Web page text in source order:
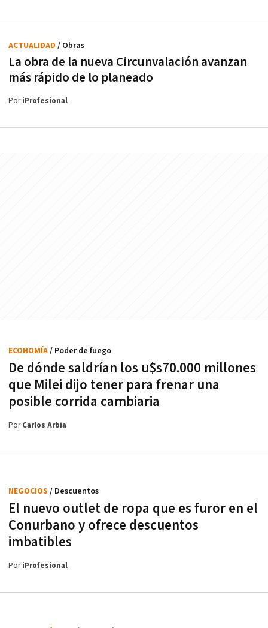
La obra de la nueva Circunvalación avanzan
más rápido de lo planeado
ACTUALIDAD / Obras
PoriProfesional
De dónde saldrían los u$s70.000 millones
que Milei dijo tener para frenar una
posible corrida cambiaria
ECONOMÍA/ Poder de fuego
PorCarlos Arbia
El nuevo outlet de ropa que es furor en el
Conurbano y ofrece descuentos
imbatibles
NEGOCIOS / Descuentos
PoriProfesional